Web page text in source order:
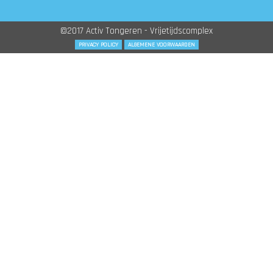
©2017 Activ Tongeren - Vrijetijdscomplex
PRIVACY POLICY ALGEMENE VOORWAARDEN